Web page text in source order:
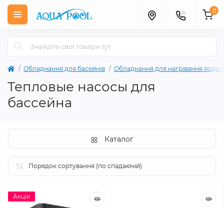
0
Обладнання для басейнів Обладнання для нагрівання води
Тепловые насосы для
бассейна
Каталог
Акція